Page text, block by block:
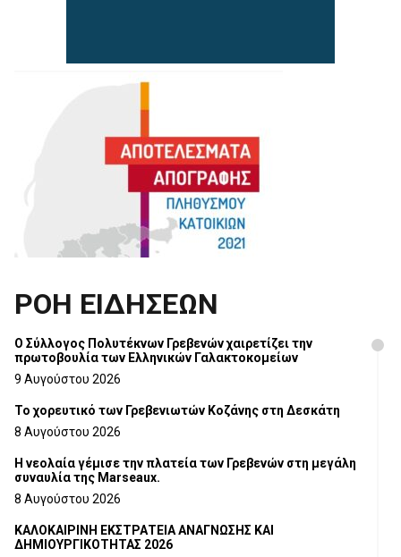
ΡΟΗ ΕΙΔΗΣΕΩΝ
Ο Σύλλογος Πολυτέκνων Γρεβενών χαιρετίζει την
πρωτοβουλία των Ελληνικών Γαλακτοκομείων
9 Αυγούστου 2026
Το χορευτικό των Γρεβενιωτών Κοζάνης στη Δεσκάτη
8 Αυγούστου 2026
Η νεολαία γέμισε την πλατεία των Γρεβενών στη μεγάλη
συναυλία της Marseaux.
8 Αυγούστου 2026
ΚΑΛΟΚΑΙΡΙΝΗ ΕΚΣΤΡΑΤΕΙΑ ΑΝΑΓΝΩΣΗΣ ΚΑΙ
ΔΗΜΙΟΥΡΓΙΚΟΤΗΤΑΣ 2026